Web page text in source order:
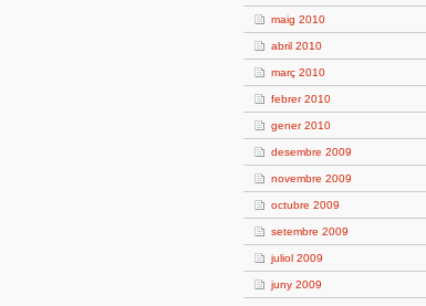
maig 2010
abril 2010
març 2010
febrer 2010
gener 2010
desembre 2009
novembre 2009
octubre 2009
setembre 2009
juliol 2009
juny 2009